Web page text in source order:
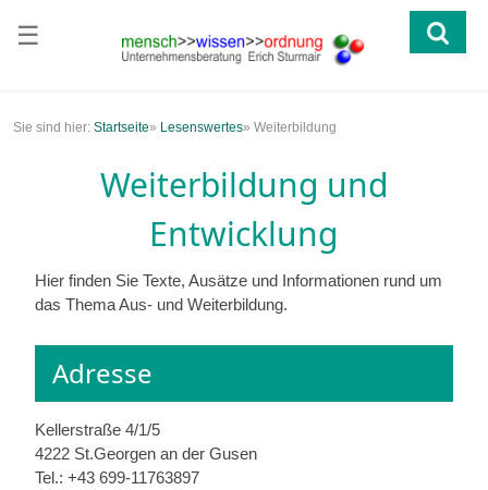
☰
Sie sind hier: Startseite» Lesenswertes» Weiterbildung
Weiterbildung und
Entwicklung
Hier finden Sie Texte, Ausätze und Informationen rund um
das Thema Aus- und Weiterbildung.
Adresse
Kellerstraße 4/1/5
4222 St.Georgen an der Gusen
Tel.: +43 699-11763897